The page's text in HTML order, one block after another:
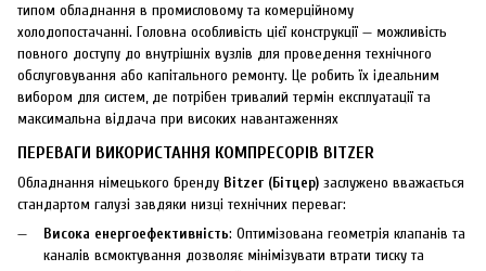
типом обладнання в промисловому та комерційному
холодопостачанні. Головна особливість цієї конструкції — можливість
повного доступу до внутрішніх вузлів для проведення технічного
обслуговування або капітального ремонту. Це робить їх ідеальним
вибором для систем, де потрібен тривалий термін експлуатації та
максимальна віддача при високих навантаженнях
ПЕРЕВАГИ ВИКОРИСТАННЯ КОМПРЕСОРІВ BITZER
Обладнання німецького бренду Bitzer (Бітцер) заслужено вважається
стандартом галузі завдяки низці технічних переваг:
Висока енергоефективність: Оптимізована геометрія клапанів та
каналів всмоктування дозволяє мінімізувати втрати тиску та